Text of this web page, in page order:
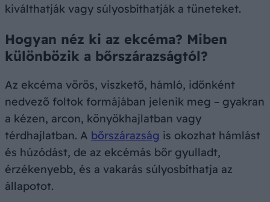
kiválthatják vagy súlyosbíthatják a tüneteket.
Hogyan néz ki az ekcéma? Miben
különbözik a bőrszárazságtól?
Az ekcéma vörös, viszkető, hámló, időnként
nedvező foltok formájában jelenik meg – gyakran
a kézen, arcon, könyökhajlatban vagy
térdhajlatban. A bőrszárazság is okozhat hámlást
és húzódást, de az ekcémás bőr gyulladt,
érzékenyebb, és a vakarás súlyosbíthatja az
állapotot.